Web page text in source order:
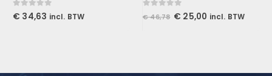
0out of 5
€ 34,63 incl. BTW out of 5
€46,78 Oorspronkelijke
€ 25,00 Huidige
incl. BTW